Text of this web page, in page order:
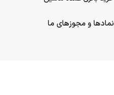
نمادها و مجوزهای ما